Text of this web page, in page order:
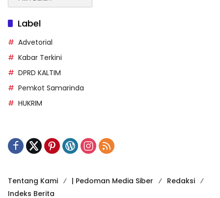
Berita
Label
Advetorial
Kabar Terkini
DPRD KALTIM
Pemkot Samarinda
HUKRIM
Tentang Kami | Pedoman Media Siber
Redaksi
Indeks Berita